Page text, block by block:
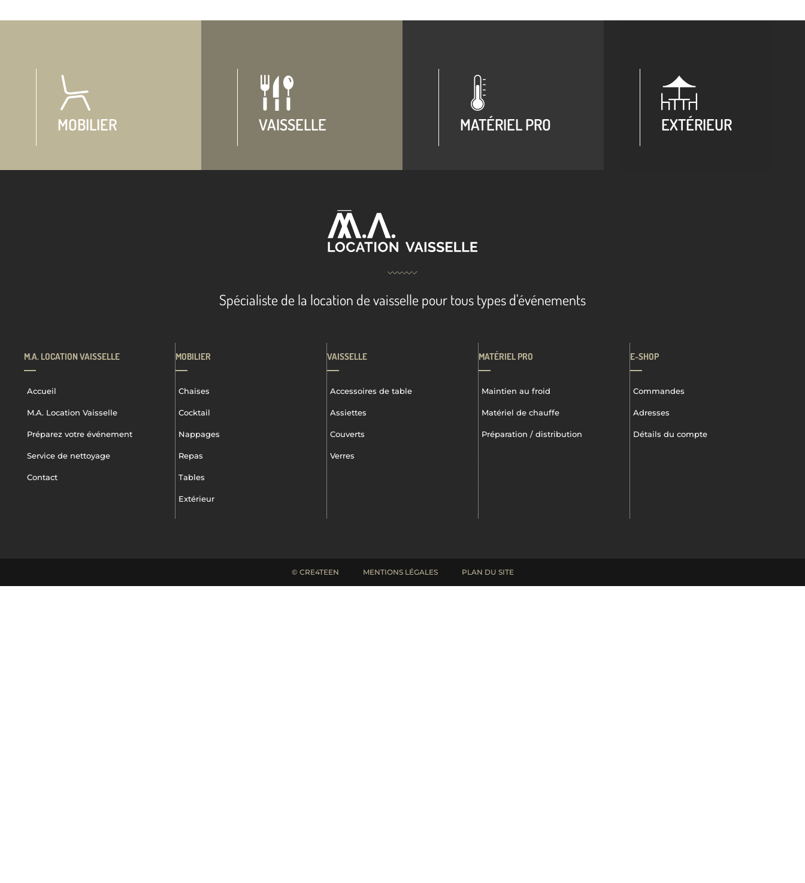
MOBILIER VAISSELLE MATÉRIEL PRO EXTÉRIEUR
Spécialiste de la location de vaisselle pour tous types d'événements
M.A. LOCATION VAISSELLE
Accueil
M.A. Location Vaisselle
Préparez votre événement
Service de nettoyage
Contact
MOBILIER
Chaises
Cocktail
Nappages
Repas
Tables
Extérieur
VAISSELLE
Accessoires de table
Assiettes
Couverts
Verres
MATÉRIEL PRO
Maintien au froid
Matériel de chauffe
Préparation / distribution
E-SHOP
Commandes
Adresses
Détails du compte
© CRE4TEEN MENTIONS LÉGALES PLAN DU SITE